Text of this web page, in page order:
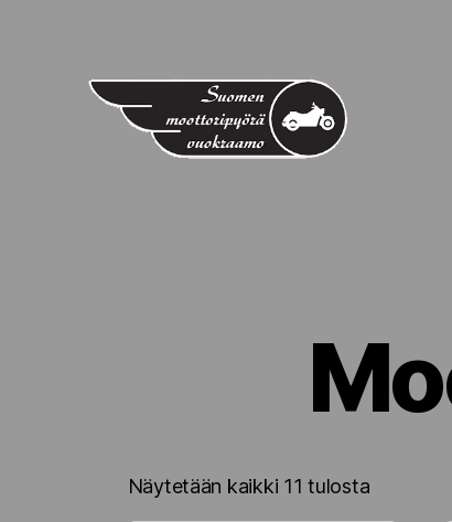
Näytetään kaikki 11 tulostaHalvin
ensin